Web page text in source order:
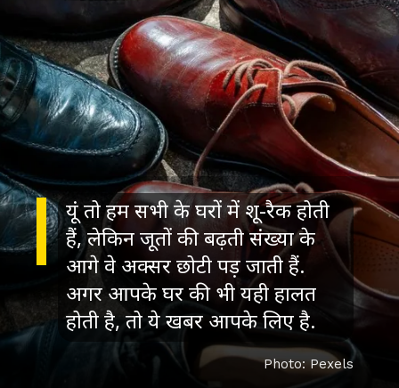
यूं तो हम सभी के घरों में शू-रैक होती
हैं, लेकिन जूतों की बढ़ती संख्या के
आगे वे अक्सर छोटी पड़ जाती हैं.
अगर आपके घर की भी यही हालत
होती है, तो ये खबर आपके लिए है.
Photo: Pexels